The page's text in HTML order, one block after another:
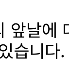
앞날에
습니다.